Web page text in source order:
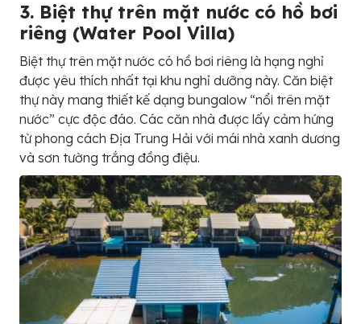
3. Biệt thự trên mặt nước có hồ bơi
riêng (Water Pool Villa)
Biệt thự trên mặt nước có hồ bơi riêng là hạng nghỉ
được yêu thích nhất tại khu nghỉ dưỡng này. Căn biệt
thự này mang thiết kế dạng bungalow “nổi trên mặt
nước” cực độc đáo. Các căn nhà được lấy cảm hứng
từ phong cách Địa Trung Hải với mái nhà xanh dương
và sơn tường trắng đồng điệu.